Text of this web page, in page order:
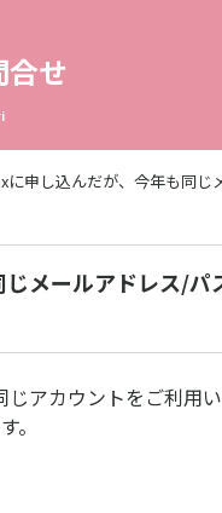
合せ
申し込んだが、今年も同
メールアドレス/パ
アカウントをご利用
。